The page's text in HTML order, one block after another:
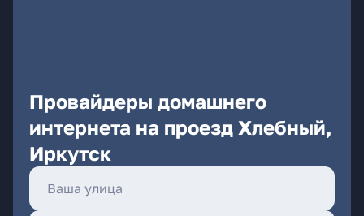
Провайдеры домашнего
интернета на проезд Хлебный,
Иркутск